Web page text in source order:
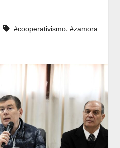
#cooperativismo, #zamora